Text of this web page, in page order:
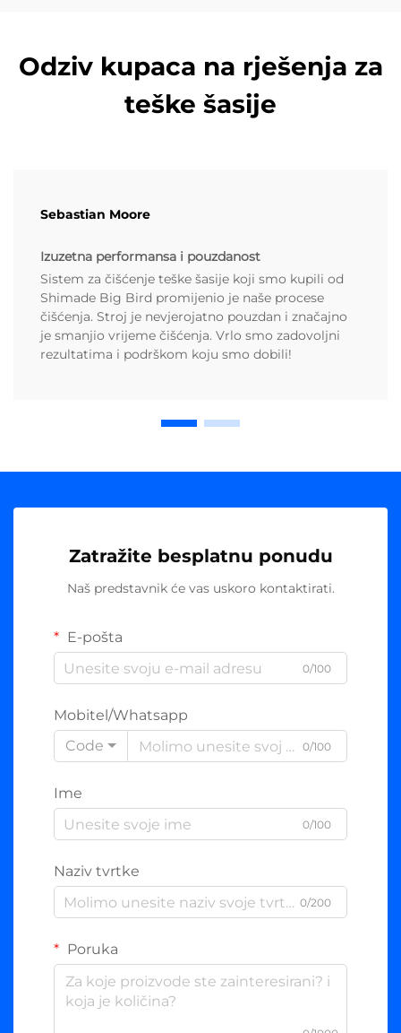
Odziv kupaca na rješenja za
teške šasije
Sebastian Moore
Izuzetna performansa i pouzdanost
Sistem za čišćenje teške šasije koji smo kupili od
Shimade Big Bird promijenio je naše procese
čišćenja. Stroj je nevjerojatno pouzdan i značajno
je smanjio vrijeme čišćenja. Vrlo smo zadovoljni
rezultatima i podrškom koju smo dobili!
Zatražite besplatnu ponudu
Naš predstavnik će vas uskoro kontaktirati.
E-pošta
0/100
Mobitel/Whatsapp
Code
0/100
Ime
0/100
Naziv tvrtke
0/200
Poruka